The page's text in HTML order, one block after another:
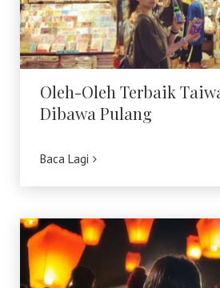
Oleh-Oleh Terbaik
Dibawa Pulang
Baca Lagi